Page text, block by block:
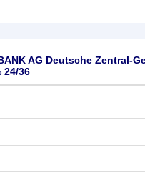
AG Deutsche Zentral-
24/36